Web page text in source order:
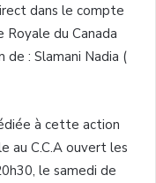
dans le compte
Royale du Canada
: Slamani Nadia (
à cette action
au C.C.A ouvert les
le samedi de